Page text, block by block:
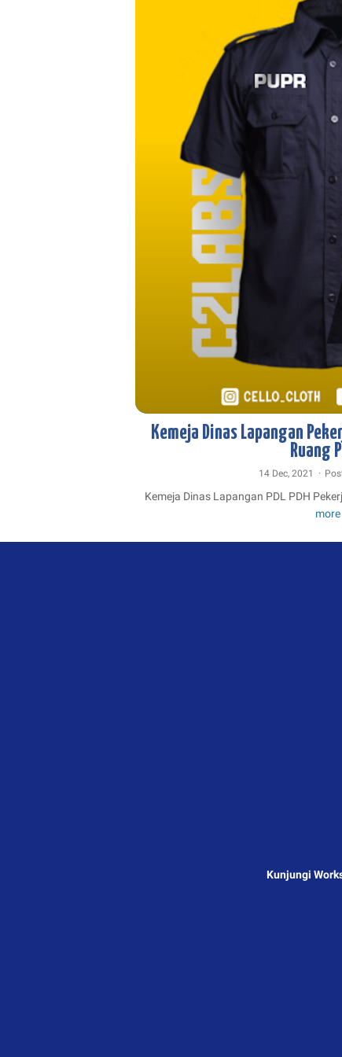
Kemeja
Dinas
DPMPTSP
BORDIR KEMEJA DESAIN KEMEJA JOGJA
KONVEKSI KEMEJA DINAS
KONVEKSI KEMEJA
Kemeja Dinas Lapangan
Ruang
14 Dec, 2021
Kemeja Dinas Lapangan PDL PDH
more
Kunjungi